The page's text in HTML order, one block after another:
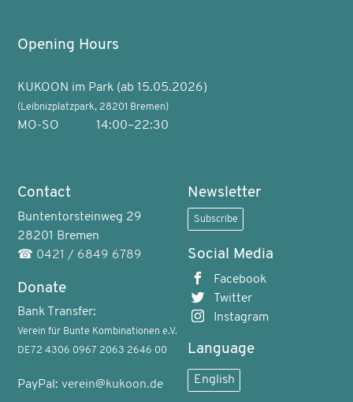
Opening Hours
KUKOON im Park (ab 15.05.2026)
(Leibnizplatzpark, 28201 Bremen)
MO-SO 14:00–22:30
Contact
Buntentorsteinweg 29
28201 Bremen
☎ 0421 / 6849 6789
Donate
Bank Transfer:
Verein für Bunte Kombinationen e.V.
DE72 4306 0967 2063 2646 00
PayPal:verein@kukoon.de
Newsletter
Subscribe
Social Media
Facebook
Twitter
Instagram
Language
English